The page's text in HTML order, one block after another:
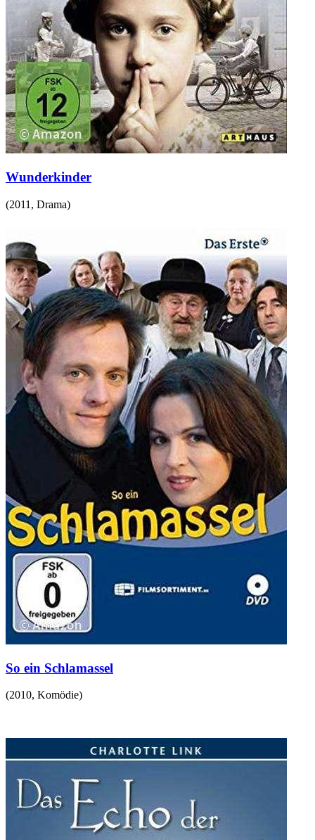
Wunderkinder
(2011 , Drama)
So ein Schlamassel
(2010, Komödie)